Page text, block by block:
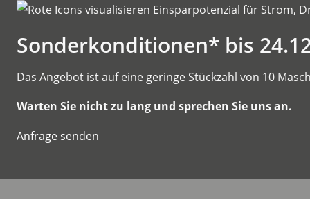
Sonderkonditionen* bis
Das Angebot ist auf eine geringe Stückzahl von 10
Warten Sie nicht zu lang und sprechen Sie uns an.
Anfrage senden